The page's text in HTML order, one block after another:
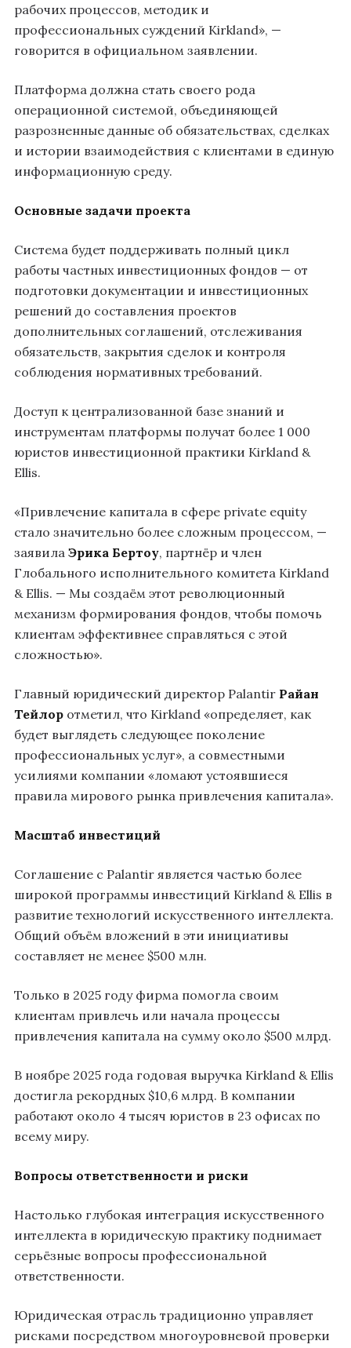
рабочих процессов, методик и
профессиональных суждений Kirkland», —
говорится в официальном заявлении.
Платформа должна стать своего рода
операционной системой, объединяющей
разрозненные данные об обязательствах, сделках
и истории взаимодействия с клиентами в единую
информационную среду.
Основные задачи проекта
Система будет поддерживать полный цикл
работы частных инвестиционных фондов — от
подготовки документации и инвестиционных
решений до составления проектов
дополнительных соглашений, отслеживания
обязательств, закрытия сделок и контроля
соблюдения нормативных требований.
Доступ к централизованной базе знаний и
инструментам платформы получат более 1 000
юристов инвестиционной практики Kirkland &
Ellis.
«Привлечение капитала в сфере private equity
стало значительно более сложным процессом, —
заявила Эрика Бертоу, партнёр и член
Глобального исполнительного комитета Kirkland
& Ellis. — Мы создаём этот революционный
механизм формирования фондов, чтобы помочь
клиентам эффективнее справляться с этой
сложностью».
Главный юридический директор Palantir Райан
Тейлор отметил, что Kirkland «определяет, как
будет выглядеть следующее поколение
профессиональных услуг», а совместными
усилиями компании «ломают устоявшиеся
правила мирового рынка привлечения капитала».
Масштаб инвестиций
Соглашение с Palantir является частью более
широкой программы инвестиций Kirkland & Ellis в
развитие технологий искусственного интеллекта.
Общий объём вложений в эти инициативы
составляет не менее $500 млн.
Только в 2025 году фирма помогла своим
клиентам привлечь или начала процессы
привлечения капитала на сумму около $500 млрд.
В ноябре 2025 года годовая выручка Kirkland & Ellis
достигла рекордных $10,6 млрд. В компании
работают около 4 тысяч юристов в 23 офисах по
всему миру.
Вопросы ответственности и риски
Настолько глубокая интеграция искусственного
интеллекта в юридическую практику поднимает
серьёзные вопросы профессиональной
ответственности.
Юридическая отрасль традиционно управляет
рисками посредством многоуровневой проверки